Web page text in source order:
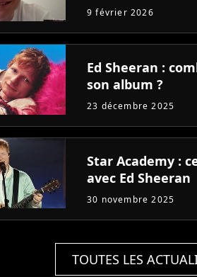
9 février 2026
Ed Sheeran :
son album ?
23 décembre 2025
Star Academy :
avec Ed Sheeran
30 novembre 2025
TOUTES LES